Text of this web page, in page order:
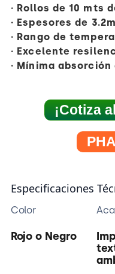
· Rollos de 10 mts
· Espesores de
· Rango de
· Excelente
· Mínima
¡Cotiza
Especificaciones
Color
Rojo o Negro